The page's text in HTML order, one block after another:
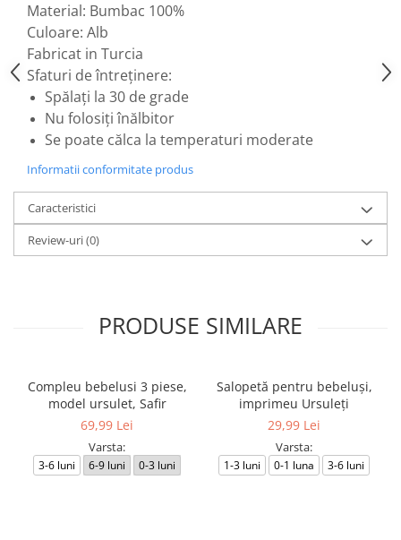
Material: Bumbac 100%
Culoare: Alb
Fabricat in Turcia
Sfaturi de întreținere:
Spălați la 30 de grade
Nu folosiți înălbitor
Se poate călca la temperaturi moderate
Informatii conformitate produs
Caracteristici
Review-uri(0)
PRODUSE SIMILARE
Compleu bebelusi 3 piese,
model ursulet, Safir
69,99 Lei
Varsta:
3-6 luni 6-9 luni 0-3 luni
Salopetă pentru bebeluși,
imprimeu Ursuleți
29,99 Lei
Varsta:
1-3 luni 0-1 luna 3-6 luni